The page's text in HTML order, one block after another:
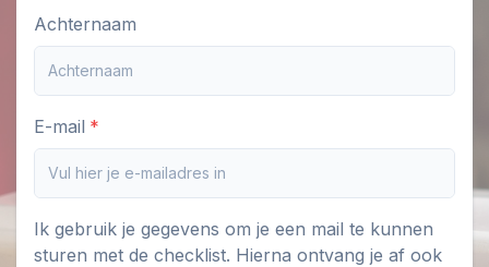
Achternaam
E-mail
Ik gebruik je gegevens om je een mail te kunnen
sturen met de checklist. Hierna ontvang je af ook